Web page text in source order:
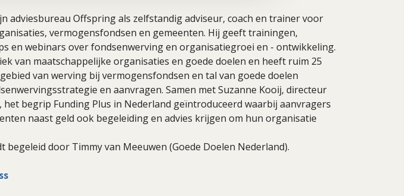
adviesbureau Offspring als zelfstandig adviseur, coach en trainer voor
vermogensfondsen en gemeenten. Hij geeft trainingen,
en webinars over fondsenwerving en organisatiegroei en - ontwikkeling.
van maatschappelijke organisaties en goede doelen en heeft ruim 25
van werving bij vermogensfondsen en tal van goede doelen
en aanvragen. Samen met Suzanne Kooij, directeur
het begrip Funding Plus in Nederland geïntroduceerd waarbij aanvragers
naast geld ook begeleiding en advies krijgen om hun organisatie
begeleid door Timmy van Meeuwen (Goede Doelen Nederland).